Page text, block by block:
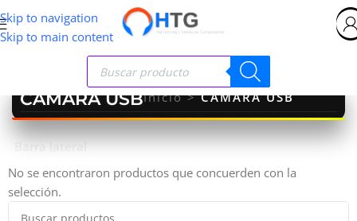
Skip to navigation
Skip to main content
CAMARA USBInicio>CAMARA USB
Barra lateral
No se encontraron productos que concuerden con la
selección.